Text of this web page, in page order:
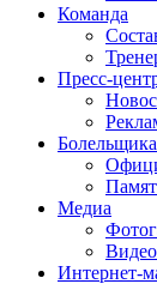
Команда
Пресс-
Медиа
Интернет-